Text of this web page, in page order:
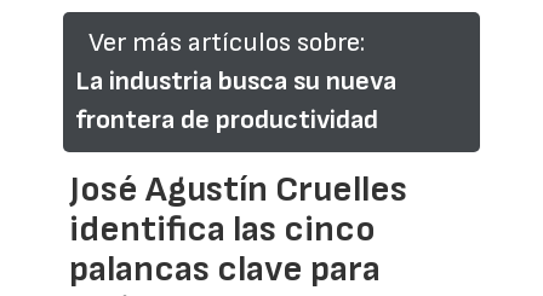
Ver más artículos sobre:
La industria busca su nueva
frontera de productividad
José Agustín Cruelles
identifica las cinco
palancas clave para